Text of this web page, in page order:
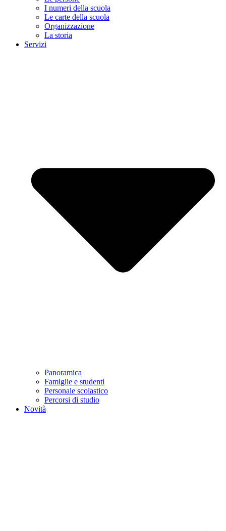
I numeri della scuola
Le carte della scuola
Organizzazione
La storia
Servizi
Panoramica
Famiglie e studenti
Personale scolastico
Percorsi di studio
Novità